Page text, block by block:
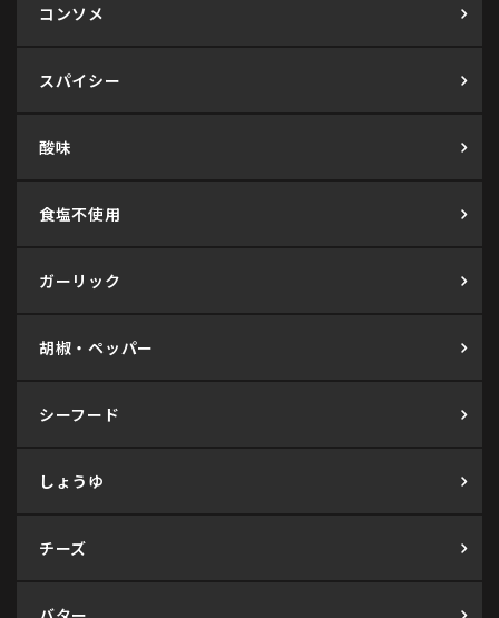
コンソメ
スパイシー
酸味
食塩不使用
ガーリック
胡椒・ペッパー
シーフード
しょうゆ
チーズ